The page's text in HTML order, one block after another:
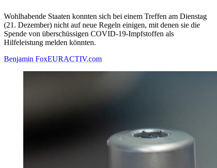
Wohlhabende Staaten konnten sich bei einem Treffen am Dienstag
(21. Dezember) nicht auf neue Regeln einigen, mit denen sie die
Spende von überschüssigen COVID-19-Impfstoffen als
Hilfeleistung melden könnten.
Benjamin FoxEURACTIV.com